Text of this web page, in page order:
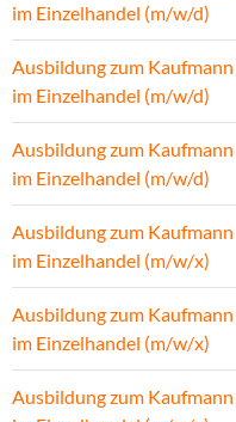
im Einzelhandel (m/w/d)
Ausbildung zum Kaufmann
im Einzelhandel (m/w/d)
Ausbildung zum Kaufmann
im Einzelhandel (m/w/d)
Ausbildung zum Kaufmann
im Einzelhandel (m/w/x)
Ausbildung zum Kaufmann
im Einzelhandel (m/w/x)
Ausbildung zum Kaufmann